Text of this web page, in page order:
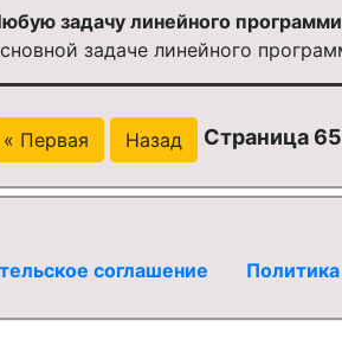
задачу линейного
задаче линейного
« Первая Назад Страница
соглашение